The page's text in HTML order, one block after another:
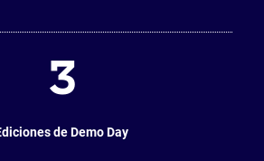
3
de Demo Day